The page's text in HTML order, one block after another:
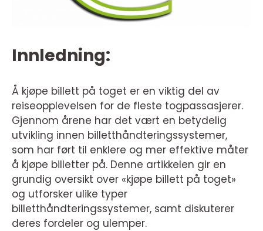
Innledning:
Å kjøpe billett på toget er en viktig del av
reiseopplevelsen for de fleste togpassasjerer.
Gjennom årene har det vært en betydelig
utvikling innen billetthåndteringssystemer,
som har ført til enklere og mer effektive måter
å kjøpe billetter på. Denne artikkelen gir en
grundig oversikt over «kjøpe billett på toget»
og utforsker ulike typer
billetthåndteringssystemer, samt diskuterer
deres fordeler og ulemper.